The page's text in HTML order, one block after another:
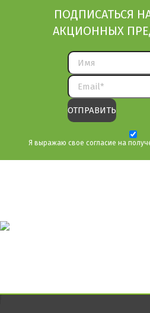
ПОДПИСАТЬСЯ
АКЦИОННЫХ
Я выражаю свое согласие на